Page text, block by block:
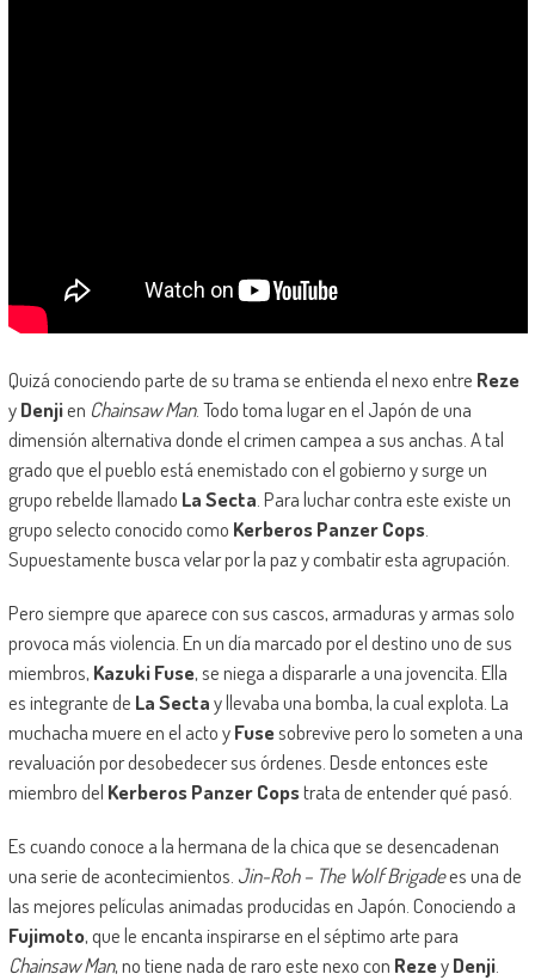
Quizá conociendo parte de su trama se entienda el nexo entre Reze
yDenjien Chainsaw Man. Todo toma lugar en el Japón de una
dimensión alternativa donde el crimen campea a sus anchas. A tal
grado que el pueblo está enemistado con el gobierno y surge un
grupo rebelde llamado La Secta . Para luchar contra este existe un
grupo selecto conocido como Kerberos Panzer Cops.
Supuestamente busca velar por la paz y combatir esta agrupación.
Pero siempre que aparece con sus cascos, armaduras y armas solo
provoca más violencia. En un día marcado por el destino uno de sus
miembros, Kazuki Fuse, se niega a dispararle a una jovencita. Ella
es integrante de La Sectay llevaba una bomba, la cual explota. La
muchacha muere en el acto yFusesobrevive pero lo someten a una
revaluación por desobedecer sus órdenes. Desde entonces este
miembro del Kerberos Panzer Copstrata de entender qué pasó.
Es cuando conoce a la hermana de la chica que se desencadenan
una serie de acontecimientos. Jin-Roh – The Wolf Brigadees una de
las mejores películas animadas producidas en Japón. Conociendo a
Fujimoto, que le encanta inspirarse en el séptimo arte para
Chainsaw Man, no tiene nada de raro este nexo con RezeyDenji.